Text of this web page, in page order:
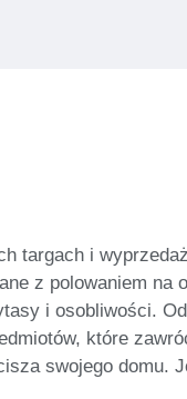
targach i
z polowaniem na
i osobliwości.
które
swojego domu.